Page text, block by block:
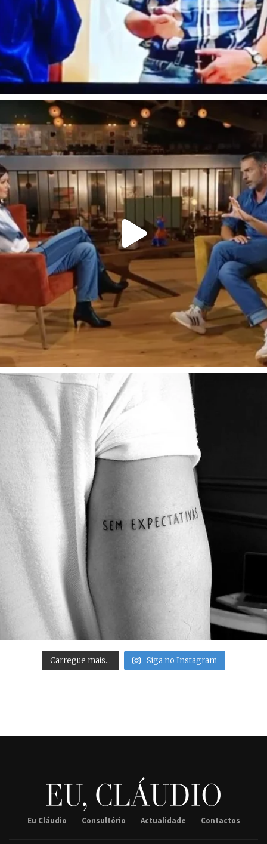
Carregue mais… Siga no Instagram
Eu Cláudio Consultório Actualidade Contactos